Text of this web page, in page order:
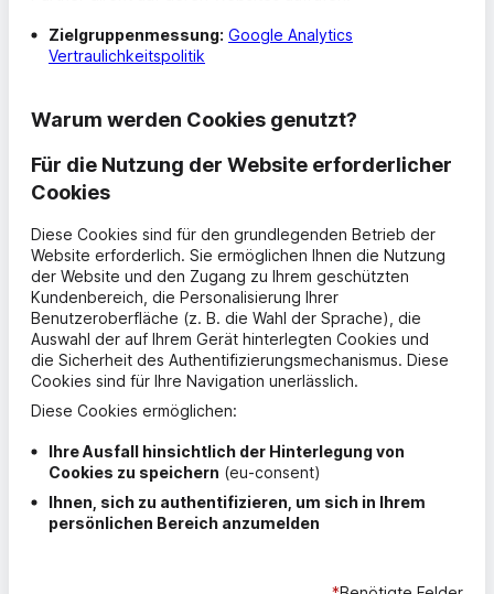
Zielgruppenmessung: Google Analytics
Vertraulichkeitspolitik
Warum werden Cookies genutzt?
Für die Nutzung der Website erforderlicher
Cookies
Diese Cookies sind für den grundlegenden Betrieb der
Website erforderlich. Sie ermöglichen Ihnen die Nutzung
der Website und den Zugang zu Ihrem geschützten
Kundenbereich, die Personalisierung Ihrer
Benutzeroberfläche (z. B. die Wahl der Sprache), die
Auswahl der auf Ihrem Gerät hinterlegten Cookies und
die Sicherheit des Authentifizierungsmechanismus. Diese
Cookies sind für Ihre Navigation unerlässlich.
Diese Cookies ermöglichen:
Ihre Ausfall hinsichtlich der Hinterlegung von
Cookies zu speichern (eu-consent)
Ihnen, sich zu authentifizieren, um sich in Ihrem
persönlichen Bereich anzumelden